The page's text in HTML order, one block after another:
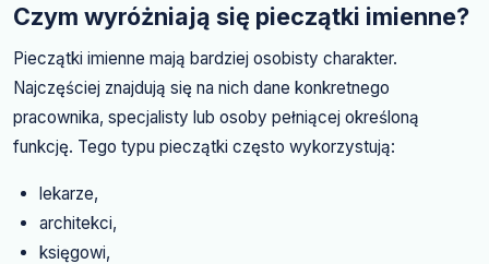
Czym wyróżniają się pieczątki imienne?
Pieczątki imienne mają bardziej osobisty charakter.
Najczęściej znajdują się na nich dane konkretnego
pracownika, specjalisty lub osoby pełniącej określoną
funkcję. Tego typu pieczątki często wykorzystują:
lekarze,
architekci,
księgowi,